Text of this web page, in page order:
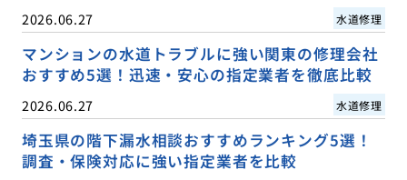
2026.06.27 水道修理
マンションの水道トラブルに強い関東の修理会社
おすすめ5選！迅速・安心の指定業者を徹底比較
2026.06.27 水道修理
埼玉県の階下漏水相談おすすめランキング5選！
調査・保険対応に強い指定業者を比較